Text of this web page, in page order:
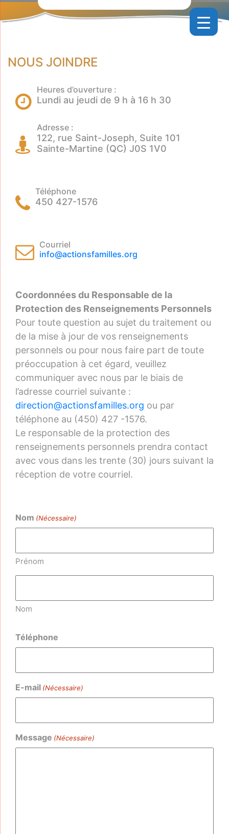
NOUS JOINDRE
Heures d’ouverture :
Lundi au jeudi de 9 h à 16 h 30
Adresse :
122, rue Saint-Joseph, Suite 101
Sainte-Martine (QC) J0S 1V0
Téléphone
450 427-1576
Courriel
info@actionsfamilles.org
Coordonnées du Responsable de la
Protection des Renseignements Personnels
Pour toute question au sujet du traitement ou
de la mise à jour de vos renseignements
personnels ou pour nous faire part de toute
préoccupation à cet égard, veuillez
communiquer avec nous par le biais de
l’adresse courriel suivante :
direction@actionsfamilles.org ou par
téléphone au (450) 427 -1576.
Le responsable de la protection des
renseignements personnels prendra contact
avec vous dans les trente (30) jours suivant la
réception de votre courriel.
Nom (Nécessaire)
Prénom
Nom
Téléphone
E-mail (Nécessaire)
Message (Nécessaire)